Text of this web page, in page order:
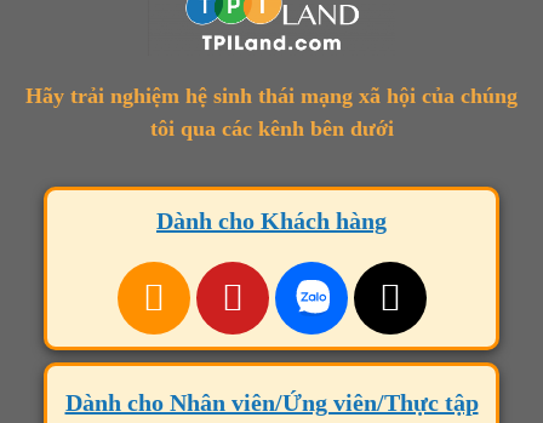
Hãy trải nghiệm hệ sinh thái mạng xã hội của chúng
tôi qua các kênh bên dưới
Dành cho Khách hàng
Dành cho Nhân viên/Ứng viên/Thực tập